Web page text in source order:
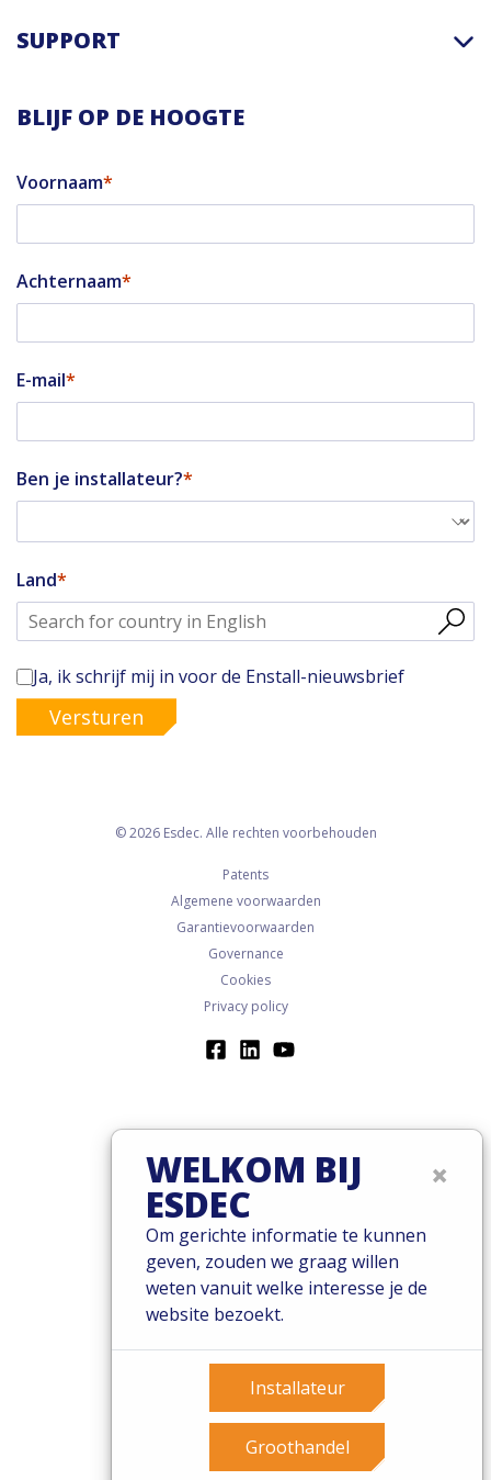
SUPPORT
BLIJF OP DE HOOGTE
Voornaam
Achternaam
E-mail
Ben je installateur?
Land
Ja, ik schrijf mij in voor de Enstall-nieuwsbrief
Versturen
© 2026 Esdec. Alle rechten voorbehouden
Patents
Algemene voorwaarden
Garantievoorwaarden
Governance
Cookies
Privacy policy
×
WELKOM BIJ
ESDEC
Om gerichte informatie te kunnen
geven, zouden we graag willen
weten vanuit welke interesse je de
website bezoekt.
Installateur
Groothandel